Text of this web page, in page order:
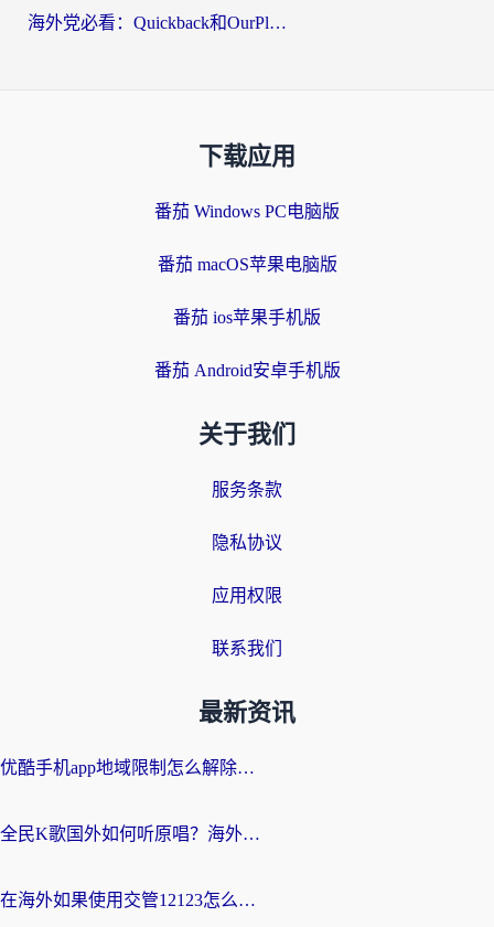
海外党必看：Quickback和OurPlay好用吗？3分钟选对回国加速器，无缝刷剧玩游戏
下载应用
番茄 Windows PC电脑版
番茄 macOS苹果电脑版
番茄 ios苹果手机版
番茄 Android安卓手机版
关于我们
服务条款
隐私协议
应用权限
联系我们
最新资讯
优酷手机app地域限制怎么解除？海外党亲测有效的追剧方案
全民K歌国外如何听原唱？海外党亲测有效的回国加速器选择指南
在海外如果使用交管12123怎么处理？留学生亲测有效的回国加速方案